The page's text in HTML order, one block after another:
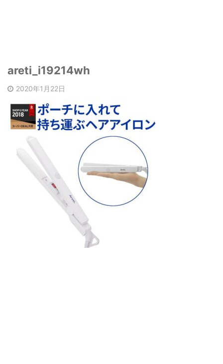
areti_i19214wh
2020年1月22日